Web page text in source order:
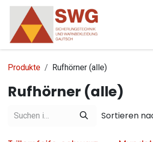
Zum Inhalt springen
Produkte Rufhörner (alle)
Rufhörner (alle)
Sortieren